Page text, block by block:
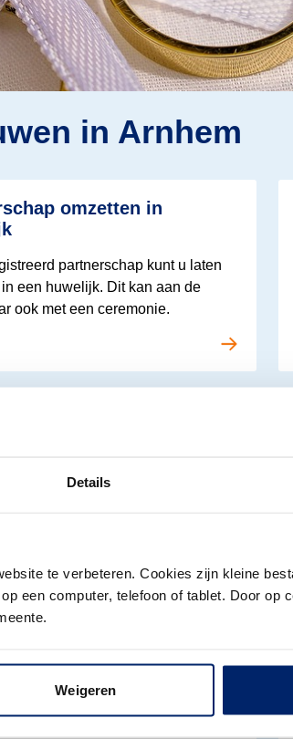
Details
te verbeteren. Cookies zijn kleine
een computer, telefoon of tablet. Door op
Weigeren
in Arnhem
omzetten in
partnerschap kunt u laten
een huwelijk. Dit kan aan de
ook met een ceremonie.
iemand die u zelf kiest.
huwelijk laten
het buitenland getrouwd en woont u
dan moet u uw huwelijk bij de
laten registreren.
Trouwen in Arnhem